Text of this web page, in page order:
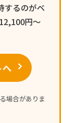
するのがベ
円〜
へ
場合がありま